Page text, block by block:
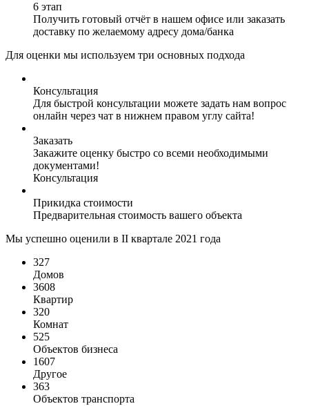
6 этап
Получить готовый отчёт в нашем офисе или заказать
доставку по желаемому адресу дома/банка
Для оценки мы используем три основных подхода
Консультация
Для быстрой консультации можете задать нам вопрос
онлайн через чат в нижнем правом углу сайта!
Заказать
Закажите оценку быстро со всеми необходимыми
документами!
Консультация
Прикидка стоимости
Предварительная стоимость вашего объекта
Мы успешно оценили в II квартале 2021 года
327
Домов
3608
Квартир
320
Комнат
525
Объектов бизнеса
1607
Другое
363
Объектов транспорта